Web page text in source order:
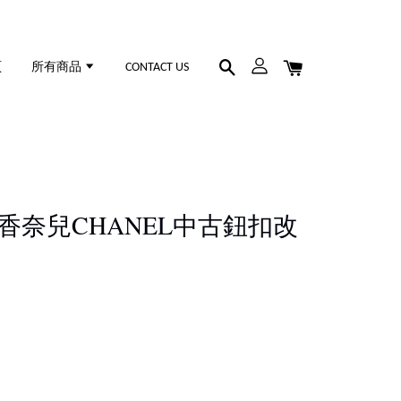
所有商品 CONTACT US
奈兒CHANEL中古鈕扣改